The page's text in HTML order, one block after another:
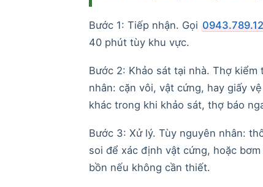
Bước 1: Tiếp nhận. Gọi
40 phút tùy khu vực.
Bước 2: Khảo sát tại nhà. Thợ
nhân: cặn vôi, vật cứng, hay giấy
khác trong khi khảo sát, thợ báo
Bước 3: Xử lý. Tùy nguyên nhân:
soi để xác định vật cứng, hoặc
bồn nếu không cần thiết.